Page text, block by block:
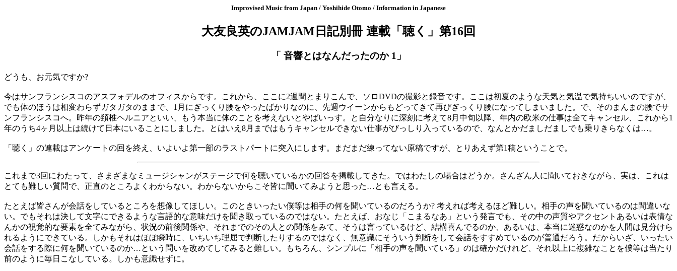
Improvised Music from Japan / Yoshihide Otomo / Information in Japanese
大友良英のJAMJAM日記別冊 連載「聴く」第16回
「 音響とはなんだったのか 1」
どうも、お元気ですか?
今はサンフランシスコのアスフォデルのオフィスからです。これから、ここに2週間とまりこんで、ソロDVDの撮影と録音です。ここは初夏のような天気と気温で気持ちいいのですが、
でも体のほうは相変わらずガタガタのままで、1月にぎっくり腰をやったばかりなのに、先週ウイーンからもどってきて再びぎっくり腰になってしまいました。で、そのまんまの腰でサ
ンフランシスコへ。昨年の頚椎ヘルニアといい、もう本当に体のことを考えないとやばいっす。と自分なりに深刻に考えて8月中旬以降、年内の欧米の仕事は全てキャンセル、これから1
年のうち4ヶ月以上は続けて日本にいることにしました。とはいえ8月まではもうキャンセルできない仕事がびっしり入っているので、なんとかだましだましでも乗りきらなくは…。
「聴く」の連載はアンケートの回を終え、いよいよ第一部のラストパートに突入にします。まだまだ練ってない原稿ですが、とりあえず第1稿ということで。
これまで3回にわたって、さまざまなミュージシャンがステージで何を聴いているかの回答を掲載してきた。ではわたしの場合はどうか。さんざん人に聞いておきながら、実は、これは
とても難しい質問で、正直のところよくわからない。わからないからこそ皆に聞いてみようと思った…とも言える。
たとえば皆さんが会話をしているところを想像してほしい。このときいったい僕等は相手の何を聞いているのだろうか? 考えれば考えるほど難しい。相手の声を聞いているのは間違いな
い。でもそれは決して文字にできるような言語的な意味だけを聞き取っているのではない。たとえば、おなじ「こまるなあ」という発言でも、その中の声質やアクセントあるいは表情な
んかの視覚的な要素を全てみながら、状況の前後関係や、それまでのその人との関係をみて、そうは言っているけど、結構喜んでるのか、あるいは、本当に迷惑なのかを人間は見分けら
れるようにできている。しかもそれはほぼ瞬時に、いちいち理屈で判断したりするのではなく、無意識にそういう判断をして会話をすすめているのが普通だろう。だからいざ、いったい
会話をする際に何を聞いているのか…という問いを改めてしてみると難しい。もちろん、シンプルに「相手の声を聞いている」のは確かだけれど、それ以上に複雑なことを僕等は当たり
前のように毎日こなしている。しかも意識せずに。